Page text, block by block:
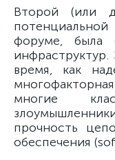
Второй (или
форуме, была
время, как
многие
прочность
обеспечения